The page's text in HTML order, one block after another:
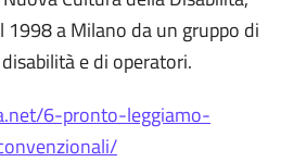
a Milano da un gruppo di
e di operatori.
6-pronto-leggiamo-